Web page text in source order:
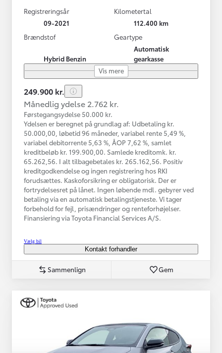
Registreringsår
09-2021
Kilometertal
112.400 km
Brændstof
Hybrid Benzin
Geartype
Automatisk
gearkasse
Vis mere
249.900 kr.
Månedlig ydelse 2.762 kr.
Førstegangsydelse 50.000 kr.
Ydelsen er beregnet på grundlag af: Udbetaling kr.
50.000,00, løbetid 96 måneder, variabel rente 5,49 %,
variabel debitorrente 5,63 %, ÅOP 7,62 %, samlet
kreditbeløb kr. 199.900,00. Samlede kreditomk. kr.
65.262,56. I alt tilbagebetales kr. 265.162,56. Positiv
kreditgodkendelse og ingen registrering hos RKI
forudsættes. Kaskoforsikring er obligatorisk. Der er
fortrydelsesret på lånet. Ingen løbende mdl. gebyrer ved
betaling via en automatisk betalingstjeneste. Vi tager
forbehold for fejl, prisændringer og renteforhøjelser.
Finansiering via Toyota Financial Services A/S.
Vælg bil
Kontakt forhandler
Sammenlign Gem